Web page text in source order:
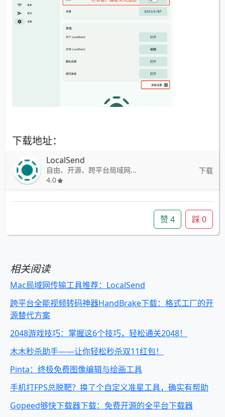
下载地址：
LocalSend
自由、开源、跨平台局域网传输工具
4.0
下载
赞4 踩0
相关阅读
Mac局域网传输工具推荐：LocalSend
跨平台全能视频转码神器HandBrake下载：格式工厂的开
源替代方案
2048游戏技巧：掌握这6个技巧，轻松通关2048！
木木秒杀助手——让你轻松秒杀双11红包！
Pinta：终极免费图像编辑与绘画工具
手机打FPS总脱靶？换了个自定义准星工具，确实有帮助
Gopeed够快下载器下载：免费开源的全平台下载器